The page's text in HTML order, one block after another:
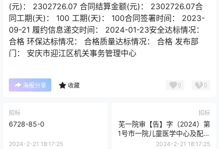
(元)： 2302726.07 合同结算金额(元)： 2302726.07合
同工期(天)： 100 工期(天)： 100合同签署时间： 2023-
09-21 履约信息递交时间： 2024-01-23安全达标情况：
合格 环保达标情况： 合格质量达标情况： 合格 发布部
门： 安庆市迎江区机关事务管理中心
海报分享 收藏 0 0
招标
6728-85-0
2024-2-21 18:17:25
招标
芜一院审【告】字（2024）第
1号市一院儿童医学中心及配套
工程一期二标段智能化工程结
2024-2-21 18:17:25